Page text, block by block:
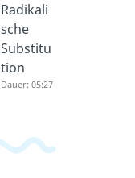
Radikali
sche
Substitu
tion
Dauer: 05:27